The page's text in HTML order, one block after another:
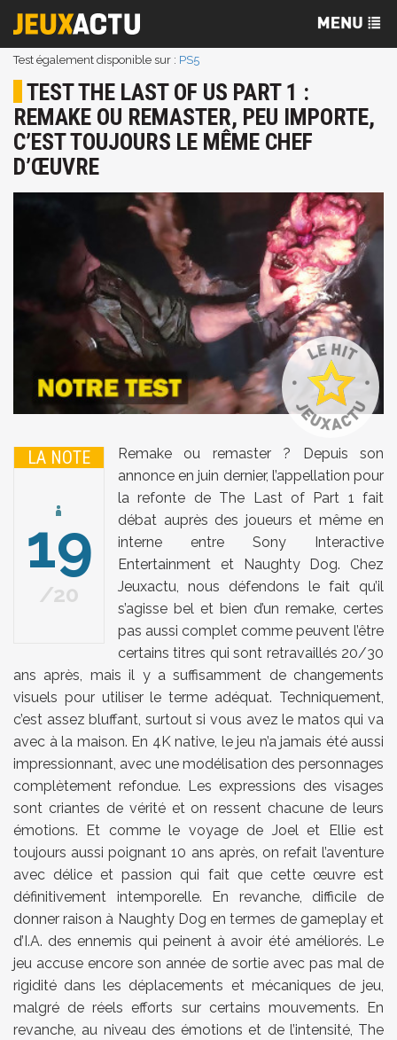
Test également disponible sur : PS5
TEST THE LAST OF US PART 1 :
REMAKE OU REMASTER, PEU IMPORTE,
C’EST TOUJOURS LE MÊME CHEF
D’ŒUVRE
LA NOTE
19
20
Remake ou remaster ? Depuis son
annonce en juin dernier, l’appellation pour
la refonte de The Last of Part 1 fait
débat auprès des joueurs et même en
interne entre Sony Interactive
Entertainment et Naughty Dog. Chez
Jeuxactu, nous défendons le fait qu’il
s’agisse bel et bien d’un remake, certes
pas aussi complet comme peuvent l’être
certains titres qui sont retravaillés 20/30
ans après, mais il y a suffisamment de changements
visuels pour utiliser le terme adéquat. Techniquement,
c’est assez bluffant, surtout si vous avez le matos qui va
avec à la maison. En 4K native, le jeu n’a jamais été aussi
impressionnant, avec une modélisation des personnages
complètement refondue. Les expressions des visages
sont criantes de vérité et on ressent chacune de leurs
émotions. Et comme le voyage de Joel et Ellie est
toujours aussi poignant 10 ans après, on refait l’aventure
avec délice et passion qui fait que cette œuvre est
définitivement intemporelle. En revanche, difficile de
donner raison à Naughty Dog en termes de gameplay et
d’I.A. des ennemis qui peinent à avoir été améliorés. Le
jeu accuse encore son année de sortie avec pas mal de
rigidité dans les déplacements et mécaniques de jeu,
malgré de réels efforts sur certains mouvements. En
revanche, au niveau des émotions et de l’intensité, The